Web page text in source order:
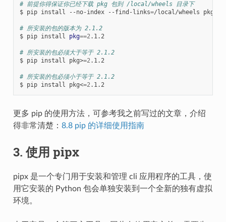
# 前提你得保证你已经下载 pkg 包到 /local/wheels 目录下
$ pip install --no-index --find-links=/local/wheels pkg
# 所安装的包的版本为 2.1.2
$ pip install pkg==2.1.2
# 所安装的包必须大于等于 2.1.2
$ pip install pkg>=2.1.2
# 所安装的包必须小于等于 2.1.2
$ pip install pkg<=2 .1.2
更多 pip 的使用方法，可参考我之前写过的文章，介绍
得非常清楚： 8.8 pip 的详细使用指南
3. 使用 pipx
pipx 是一个专门用于安装和管理 cli 应用程序的工具，使
用它安装的 Python 包会单独安装到一个全新的独有虚拟
环境。